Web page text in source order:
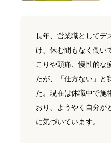
長年、営業職としてデ
け、休む間もなく働い
こりや頭痛、慢性的な
たが、「仕方ない」と
た。現在は休職中で施
おり、ようやく自分が
に気づいています。